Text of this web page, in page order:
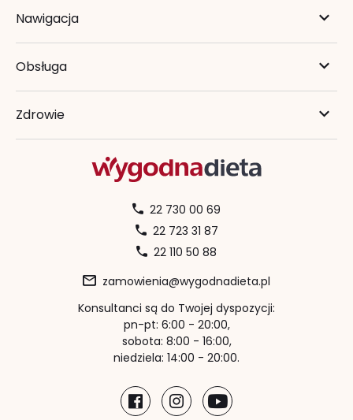
Nawigacja
Obsługa
Zdrowie
22 730 00 69
22 723 31 87
22 110 50 88
zamowienia@wygodnadieta.pl
Konsultanci są do Twojej dyspozycji:
pn-pt: 6:00 - 20:00,
sobota: 8:00 - 16:00,
niedziela: 14:00 - 20:00.